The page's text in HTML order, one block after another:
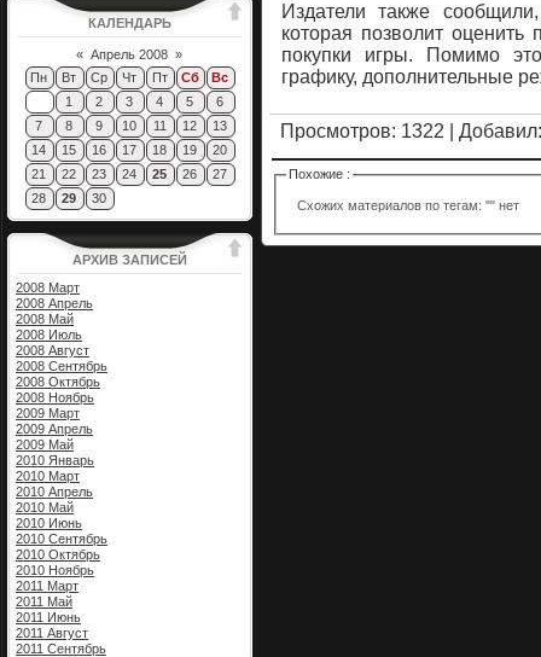
Издатели также
которая позволит
покупки игры. Помимо
графику, дополнительные
Просмотров: 1322 | Добавил
Похожие :
Схожих материалов по тегам: "" нет
КАЛЕНДАРЬ
« Апрель 2008 »
Пн
Вт Ср Чт Пт Сб
Вс
1
2 3 4 5
6
7
8 9 10 11 12
13
14
15 16 17 18 19
20
21
22 23 24 25 26
27
28
29 30
АРХИВ ЗАПИСЕЙ
2008 Март
2008 Апрель
2008 Май
2008 Июль
2008 Август
2008 Сентябрь
2008 Октябрь
2008 Ноябрь
2009 Март
2009 Апрель
2009 Май
2010 Январь
2010 Март
2010 Апрель
2010 Май
2010 Июнь
2010 Сентябрь
2010 Октябрь
2010 Ноябрь
2011 Март
2011 Май
2011 Июнь
2011 Август
2011 Сентябрь